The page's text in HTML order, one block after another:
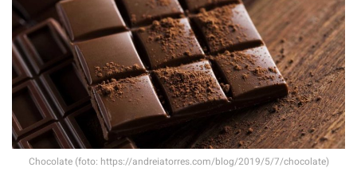
Chocolate (foto: https://andreiatorres.com/blog/2019/5/7/chocolate)